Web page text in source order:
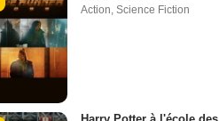
Action Science Fiction